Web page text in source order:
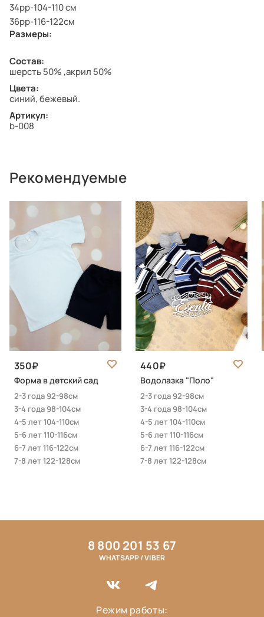
34рр-104-110 см
36рр-116-122см
Размеры:
Состав:
шерсть 50% ,акрил 50%
Цвета:
синий, бежевый.
Артикул:
b-008
Рекомендуемые
350
Форма в детский сад
2-3 года 92-98см
3-4 года 98-104см
4-5 лет 104-110см
5-6 лет 110-116см
6-7 лет 116-122см
7-8 лет 122-128см
440
Водолазка "Поло"
2-3 года 92-98см
3-4 года 98-104см
4-5 лет 104-110см
5-6 лет 110-116см
6-7 лет 116-122см
7-8 лет 122-128см
8 800 201 53 67
WHATSAPP / VIBER
Режим работы: